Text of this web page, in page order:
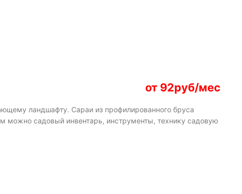
от 92руб/мес
ландшафту. Сараи из профилированного бруса
можно садовый инвентарь, инструменты, технику садовую